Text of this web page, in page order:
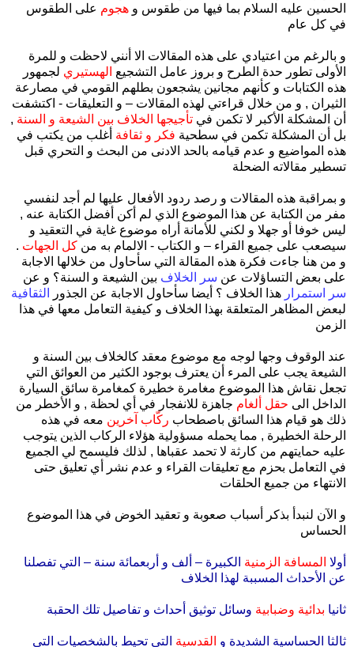
الحسين عليه السلام بما فيها من طقوس و هجوم على الطقوس
في كل عام
و بالرغم من اعتيادي على هذه المقالات الا أنني لاحظت و للمرة
الأولى تطور حدة الطرح و بروز عامل التشجيع الهستيري لجمهور
هذه الكتابات و كأنهم مجانين يشجعون بطلهم القومي في مصارعة
الثيران , و من خلال قراءتي لهذه المقالات – و التعليقات - اكتشفت
أن المشكلة الأكبر لا تكمن في تأجيجها الخلاف بين الشيعة و السنة ,
بل أن المشكلة تكمن في سطحية فكر و ثقافة أغلب من يكتب في
هذه المواضيع و عدم قيامه بالحد الادنى من البحث و التحري قبل
تسطير مقالاته الضحلة
و بمراقبة هذه المقالات و رصد ردود الأفعال عليها لم أجد لنفسي
مفر من الكتابة عن هذا الموضوع الذي لم أكن أفضل الكتابة عنه ,
ليس خوفا أو جهلا و لكني للأمانة أراه موضوع غاية في التعقيد و
سيصعب على جميع القراء – و الكتاب - الالمام به من كل الجهات .
و من هنا جاءت فكرة هذه المقالة التي سأحاول من خلالها الاجابة
على بعض التساؤلات عن سر الخلاف بين الشيعة و السنة؟ و عن
سر استمرار هذا الخلاف ؟ أيضا سأحاول الاجابة عن الجذور
الثقافية
لبعض المظاهر المتعلقة بهذا الخلاف و كيفية التعامل معها في هذا
الزمن
عند الوقوف وجها لوجه مع موضوع معقد كالخلاف بين السنة و
الشيعة يجب على المرء أن يعترف بوجود الكثير من العوائق التي
تجعل نقاش هذا الموضوع مغامرة خطيرة كمغامرة سائق السيارة
الداخل الى حقل ألغام جاهزة للانفجار في أي لحظة , و الأخطر من
ذلك هو قيام هذا السائق باصطحاب ركّاب آخرين معه في هذه
الرحلة الخطيرة , مما يحمله مسؤولية هؤلاء الركاب الذين يتوجب
عليه حمايتهم من كارثة لا تحمد عقباها , لذلك فليسمح لي الجميع
في التعامل بحزم مع تعليقات القراء و عدم نشر أي تعليق حتى
الانتهاء من جميع الحلقات
و الآن لنبدأ بذكر أسباب صعوبة و تعقيد الخوض في هذا الموضوع
الحساس
أولا المسافة الزمنية الكبيرة – ألف و أربعمائة سنة – التي تفصلنا
عن الأحداث المسببة لهذا الخلاف
ثانيا بدائية وضبابية وسائل توثيق أحداث و تفاصيل تلك الحقبة
ثالثا الحساسية الشديدة و القدسية التي تحيط بالشخصيات التي